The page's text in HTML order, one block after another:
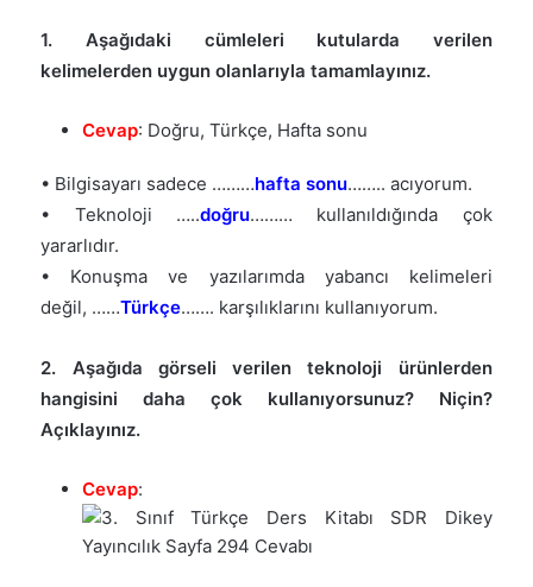
1. Aşağıdaki cümleleri kutularda verilen
kelimelerden uygun olanlarıyla tamamlayınız.
Cevap: Doğru, Türkçe, Hafta sonu
• Bilgisayarı sadece ………hafta sonu…….. acıyorum.
• Teknoloji …..doğru……… kullanıldığında çok
yararlıdır.
• Konuşma ve yazılarımda yabancı kelimeleri
değil, ……Türkçe……. karşılıklarını kullanıyorum.
2. Aşağıda görseli verilen teknoloji ürünlerden
hangisini daha çok kullanıyorsunuz? Niçin?
Açıklayınız.
Cevap: